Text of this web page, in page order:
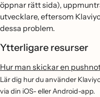
öppnar rätt sida),
utvecklare, eftersom
dessa problem.
Ytterligare resurser
Hur man skickar en
Lär dig hur du använder
via din iOS- eller Android-app.